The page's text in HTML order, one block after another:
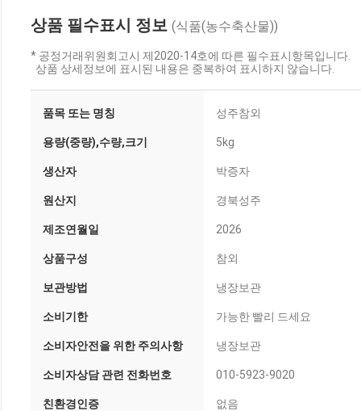
상품 필수표시 정보 (식품(농수축산물))
* 공정거래위원회고시 제2020-14호에 따른 필수표시항목입니다.
상품 상세정보에 표시된 내용은 중복하여 표시하지 않습니다.
품목 또는 명칭 성주참외
용량(중량),수량,크기 5kg
생산자 박증자
원산지 경북성주
제조연월일 2026
상품구성 참외
보관방법 냉장보관
소비기한 가능한 빨리 드세요
소비자안전을 위한 주의사항 냉장보관
소비자상담 관련 전화번호 010-5923-9020
친환경인증 없음